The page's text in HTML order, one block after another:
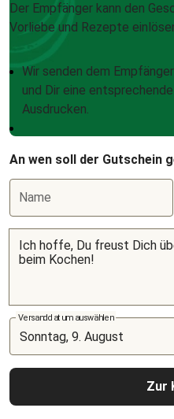
Der Empfänger kann den
Vorliebe und Rezepte
Wir senden dem
und Dir eine
Ausdrucken.
An wen soll der Gutschein
Name
Versanddatum auswählen
Zur